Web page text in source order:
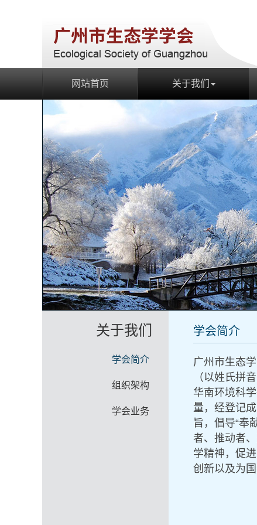
网站首页 关于我们
关于我们
关于我们
学会简介
组织架构
学会业务
学会简介
广州市生态
（以姓氏拼
华南环境科
量，经登记
旨，倡导“奉
者、推动者
学精神，促
创新以及为